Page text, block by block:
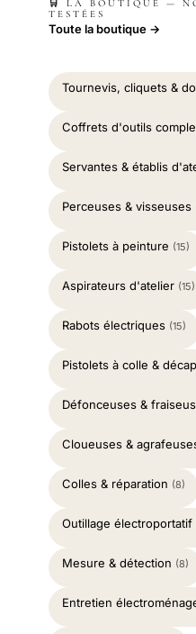
🛒 LA BOUTIQUE —
TESTÉES
Toute la boutique →
Tournevis, cliquets &
Coffrets d'outils
Servantes & établis
Perceuses & visseuses
Pistolets à peinture (15)
Aspirateurs d'atelier (15)
Rabots électriques (15)
Pistolets à colle &
Défonceuses &
Cloueuses &
Colles & réparation (8)
Outillage électroportatif
Mesure & détection (8)
Entretien